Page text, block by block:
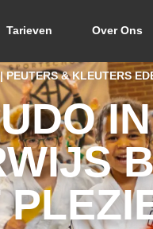
Tarieven Over Ons
PEUTERS & KLEUTERS